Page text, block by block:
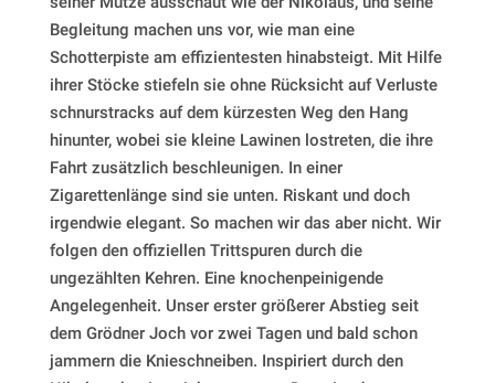
Begleitung machen uns vor, wie man eine
Schotterpiste am effizientesten hinabsteigt. Mit Hilfe
ihrer Stöcke stiefeln sie ohne Rücksicht auf Verluste
schnurstracks auf dem kürzesten Weg den Hang
hinunter, wobei sie kleine Lawinen lostreten, die ihre
Fahrt zusätzlich beschleunigen. In einer
Zigarettenlänge sind sie unten. Riskant und doch
irgendwie elegant. So machen wir das aber nicht. Wir
folgen den offiziellen Trittspuren durch die
ungezählten Kehren. Eine knochenpeinigende
Angelegenheit. Unser erster größerer Abstieg seit
dem Grödner Joch vor zwei Tagen und bald schon
jammern die Knieschneiben. Inspiriert durch den